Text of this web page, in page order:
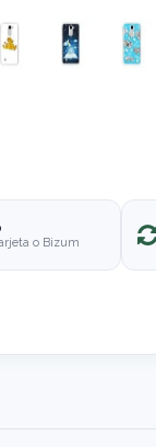
o Bizum